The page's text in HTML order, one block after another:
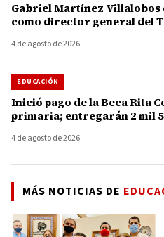
Gabriel Martínez Villalobos
como director general del
4 de agosto de 2026
EDUCACIÓN
Inició pago de la Beca Rita
primaria; entregarán 2 mil
4 de agosto de 2026
MÁS NOTICIAS DE